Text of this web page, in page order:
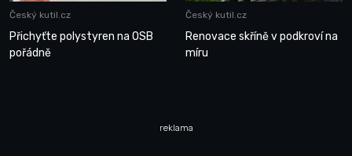
Český kutil.cz
Přichyťte polystyren na OSB
pořádně
Český kutil.cz
Renovace skříně v podkroví na
míru
reklama